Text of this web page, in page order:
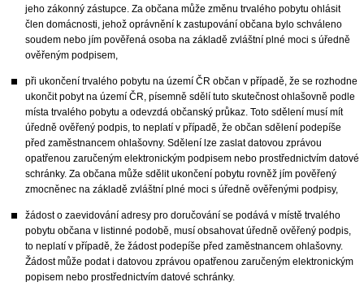
jeho zákonný zástupce. Za občana může změnu trvalého pobytu ohlásit
člen domácnosti, jehož oprávnění k zastupování občana bylo schváleno
soudem nebo jím pověřená osoba na základě zvláštní plné moci s úředně
ověřeným podpisem,
při ukončení trvalého pobytu na území ČR občan v případě, že se rozhodne
ukončit pobyt na území ČR, písemně sdělí tuto skutečnost ohlašovně podle
místa trvalého pobytu a odevzdá občanský průkaz. Toto sdělení musí mít
úředně ověřený podpis, to neplatí v případě, že občan sdělení podepíše
před zaměstnancem ohlašovny. Sdělení lze zaslat datovou zprávou
opatřenou zaručeným elektronickým podpisem nebo prostřednictvím datové
schránky. Za občana může sdělit ukončení pobytu rovněž jím pověřený
zmocněnec na základě zvláštní plné moci s úředně ověřenými podpisy,
žádost o zaevidování adresy pro doručování se podává v místě trvalého
pobytu občana v listinné podobě, musí obsahovat úředně ověřený podpis,
to neplatí v případě, že žádost podepíše před zaměstnancem ohlašovny.
Žádost může podat i datovou zprávou opatřenou zaručeným elektronickým
popisem nebo prostřednictvím datové schránky.